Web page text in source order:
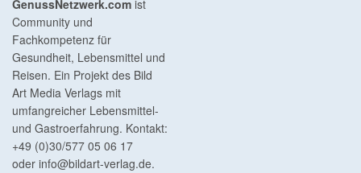
GenussNetzwerk.com ist
Community und
Fachkompetenz für
Gesundheit, Lebensmittel und
Reisen. Ein Projekt des Bild
Art Media Verlags mit
umfangreicher Lebensmittel-
und Gastroerfahrung. Kontakt:
+49 (0)30/577 05 06 17
oder info@bildart-verlag.de.